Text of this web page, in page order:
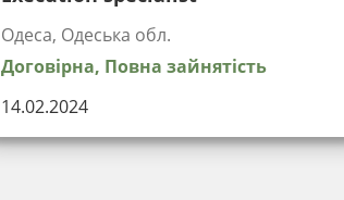
Одеса, Одеська обл.
Договірна, Повна зайнятість
14.02.2024